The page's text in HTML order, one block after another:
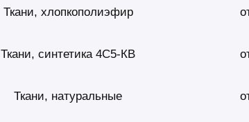
Ткани, хлопкополиэфир
Ткани, синтетика 4С5-КВ
Ткани, натуральные